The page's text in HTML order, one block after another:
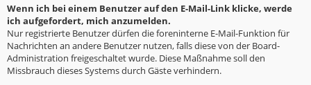
Wenn ich bei einem Benutzer auf den E-Mail-Link klicke, werde
ich aufgefordert, mich anzumelden.
Nur registrierte Benutzer dürfen die foreninterne E-Mail-Funktion für
Nachrichten an andere Benutzer nutzen, falls diese von der Board-
Administration freigeschaltet wurde. Diese Maßnahme soll den
Missbrauch dieses Systems durch Gäste verhindern.